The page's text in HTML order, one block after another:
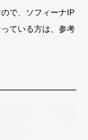
で、ソフィーナIP
ている方は、参考